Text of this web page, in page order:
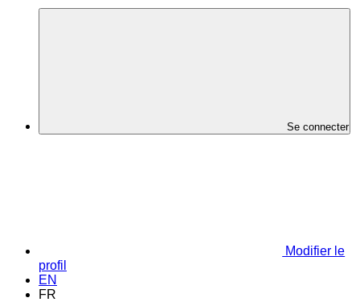
Se connecter
Modifier le
profil
EN
FR